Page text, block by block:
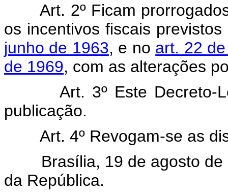
Art. 2º Ficam
os incentivos fiscais
junho de 1963, e no art. 22
de 1969, com as alterações
Art. 3º Este Decreto-Lei
publicação.
Art. 4º Revogam-se as
Brasília, 19 de agosto de
da República.